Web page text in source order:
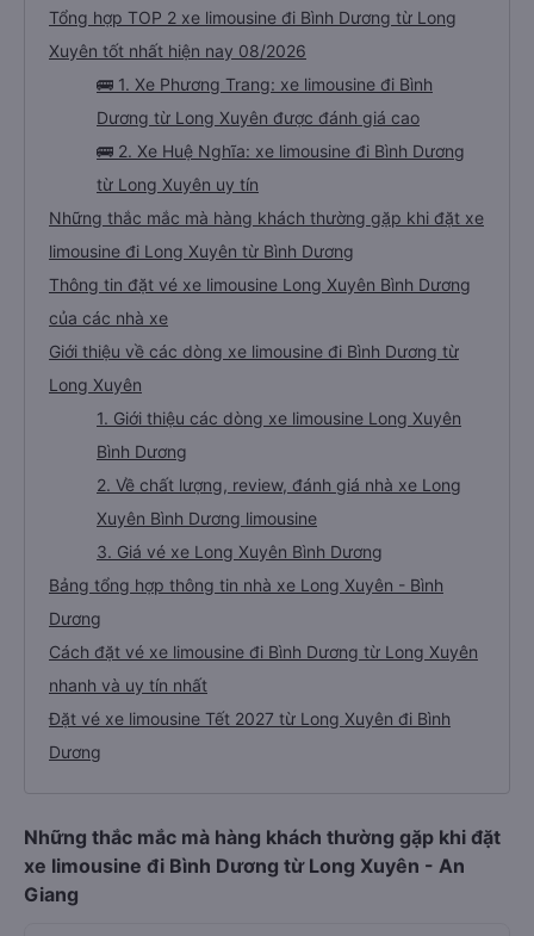
Tổng hợp TOP 2 xe limousine đi Bình Dương từ Long
Xuyên tốt nhất hiện nay 08/2026
🚌 1. Xe Phương Trang: xe limousine đi Bình
Dương từ Long Xuyên được đánh giá cao
🚌 2. Xe Huệ Nghĩa: xe limousine đi Bình Dương
từ Long Xuyên uy tín
Những thắc mắc mà hàng khách thường gặp khi đặt xe
limousine đi Long Xuyên từ Bình Dương
Thông tin đặt vé xe limousine Long Xuyên Bình Dương
của các nhà xe
Giới thiệu về các dòng xe limousine đi Bình Dương từ
Long Xuyên
1. Giới thiệu các dòng xe limousine Long Xuyên
Bình Dương
2. Về chất lượng, review, đánh giá nhà xe Long
Xuyên Bình Dương limousine
3. Giá vé xe Long Xuyên Bình Dương
Bảng tổng hợp thông tin nhà xe Long Xuyên - Bình
Dương
Cách đặt vé xe limousine đi Bình Dương từ Long Xuyên
nhanh và uy tín nhất
Đặt vé xe limousine Tết 2027 từ Long Xuyên đi Bình
Dương
Những thắc mắc mà hàng khách thường gặp khi đặt
xe limousine đi Bình Dương từ Long Xuyên - An
Giang